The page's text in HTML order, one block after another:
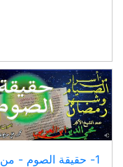
1- حقيقة الصوم - من